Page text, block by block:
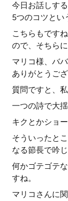
今日お話しす
5つのコツとい
こちらもです
ので、そちら
マリコ様、バ
ありがとうござ
質問ですと、
一つの詩で大
キクとかショ
そういったと
なる節長で吟
何かゴテゴテ
すね。
マリコさんに